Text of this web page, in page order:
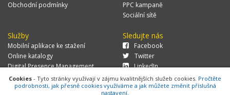
Obchodní podmínky
PPC kampaně
Sociální sítě
Služby
Mobilní aplikace ke stažení
Online katalogy
Digital Presence Management
Více zákazníků
Sledujte nás
Facebook
Twitter
LinkedIn
Cookies - Tyto stránky využívají v zájmu kvalitnějších služeb cookies. Pročtěte
podrobnosti, jak přesně cookies využíváme a jak můžete změnit příslušná
nastavení.